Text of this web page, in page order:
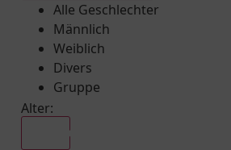
Alle Geschlechter
Männlich
Weiblich
Divers
Gruppe
Alter: